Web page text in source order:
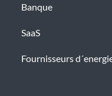
Banque
SaaS
Fournisseurs